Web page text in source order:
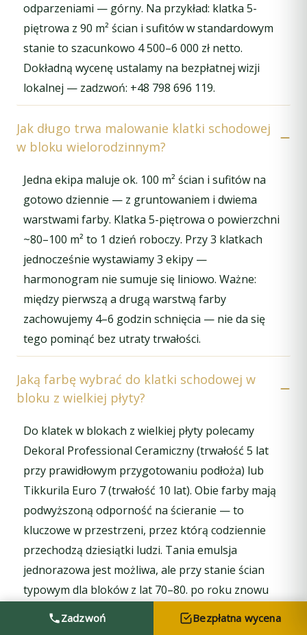
odparzeniami — górny. Na przykład: klatka 5-
piętrowa z 90 m² ścian i sufitów w standardowym
stanie to szacunkowo 4 500–6 000 zł netto.
Dokładną wycenę ustalamy na bezpłatnej wizji
lokalnej — zadzwoń: +48 798 696 119.
Jak długo trwa malowanie klatki schodowej
w bloku wielorodzinnym?
Jedna ekipa maluje ok. 100 m² ścian i sufitów na
gotowo dziennie — z gruntowaniem i dwiema
warstwami farby. Klatka 5-piętrowa o powierzchni
~80–100 m² to 1 dzień roboczy. Przy 3 klatkach
jednocześnie wystawiamy 3 ekipy —
harmonogram nie sumuje się liniowo. Ważne:
między pierwszą a drugą warstwą farby
zachowujemy 4–6 godzin schnięcia — nie da się
tego pominąć bez utraty trwałości.
Jaką farbę wybrać do klatki schodowej w
bloku z wielkiej płyty?
Do klatek w blokach z wielkiej płyty polecamy
Dekoral Professional Ceramiczny (trwałość 5 lat
przy prawidłowym przygotowaniu podłoża) lub
Tikkurila Euro 7 (trwałość 10 lat). Obie farby mają
podwyższoną odporność na ścieranie — to
kluczowe w przestrzeni, przez którą codziennie
przechodzą dziesiątki ludzi. Tania emulsja
jednorazowa jest możliwa, ale przy stanie ścian
typowym dla bloków z lat 70–80. po roku znowu
będzie się łuszczyć. Dlatego sugerujemy nie
oszczędzać na farbie — oszczędzić można na
Zadzwoń Bezpłatna wycena